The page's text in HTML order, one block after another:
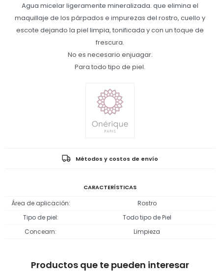
Agua micelar ligeramente mineralizada. que elimina el
maquillaje de los párpados e impurezas del rostro, cuello y
escote dejando la piel limpia, tonificada y con un toque de
frescura.
No es necesario enjuagar.
Para todo tipo de piel.
Métodos y costos de envío
CARACTERÍSTICAS
Área de aplicación
Rostro
Tipo de piel
Todo tipo de Piel
Concearn
Limpieza
Productos que te pueden interesar